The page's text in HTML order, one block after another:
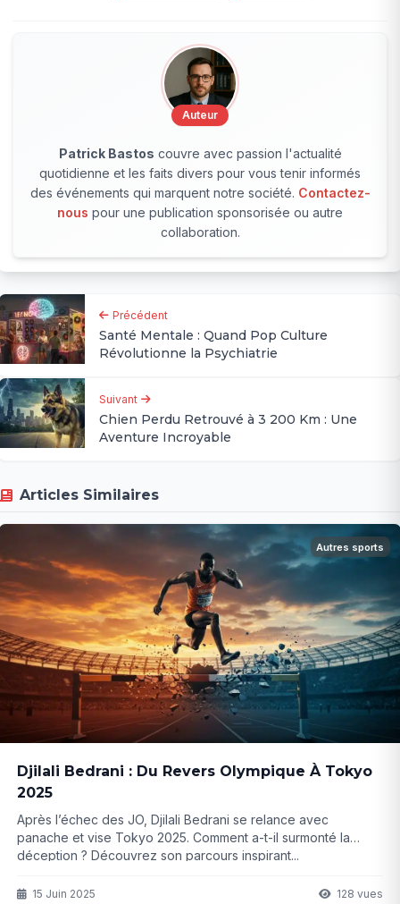
Auteur
Patrick Bastos couvre avec passion l'actualité
quotidienne et les faits divers pour vous tenir informés
des événements qui marquent notre société. Contactez-
nous pour une publication sponsorisée ou autre
collaboration.
Précédent
Santé Mentale : Quand Pop Culture
Révolutionne la Psychiatrie
Suivant
Chien Perdu Retrouvé à 3 200 Km : Une
Aventure Incroyable
Articles Similaires
Autres sports
Djilali Bedrani : Du Revers Olympique À Tokyo
2025
Après l’échec des JO, Djilali Bedrani se relance avec
panache et vise Tokyo 2025. Comment a-t-il surmonté la
déception ? Découvrez son parcours inspirant...
15 Juin 2025 128 vues